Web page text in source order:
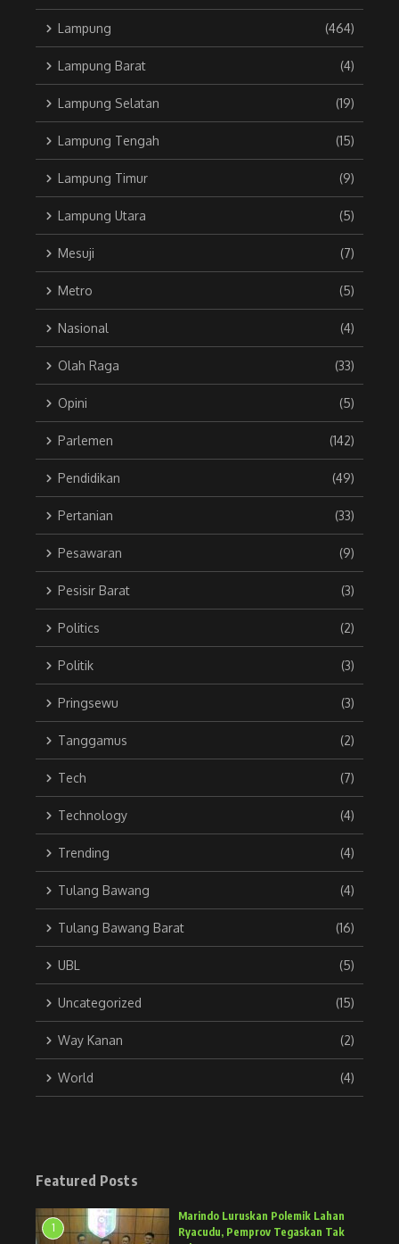
Lampung (464)
Lampung Barat (4)
Lampung Selatan (19)
Lampung Tengah (15)
Lampung Timur (9)
Lampung Utara (5)
Mesuji (7)
Metro (5)
Nasional (4)
Olah Raga (33)
Opini (5)
Parlemen (142)
Pendidikan (49)
Pertanian (33)
Pesawaran (9)
Pesisir Barat (3)
Politics (2)
Politik (3)
Pringsewu (3)
Tanggamus (2)
Tech (7)
Technology (4)
Trending (4)
Tulang Bawang (4)
Tulang Bawang Barat (16)
UBL (5)
Uncategorized (15)
Way Kanan (2)
World (4)
Featured Posts
1
Marindo Luruskan Polemik Lahan
Ryacudu, Pemprov Tegaskan Tak